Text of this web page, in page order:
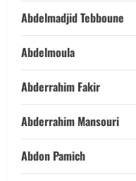
Abdelmadjid Tebboune
Abdelmoula
Abderrahim Fakir
Abderrahim Mansouri
Abdon Pamich